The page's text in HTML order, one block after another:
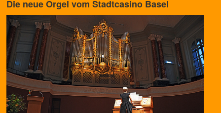
Die neue Orgel vom Stadtcasino Basel